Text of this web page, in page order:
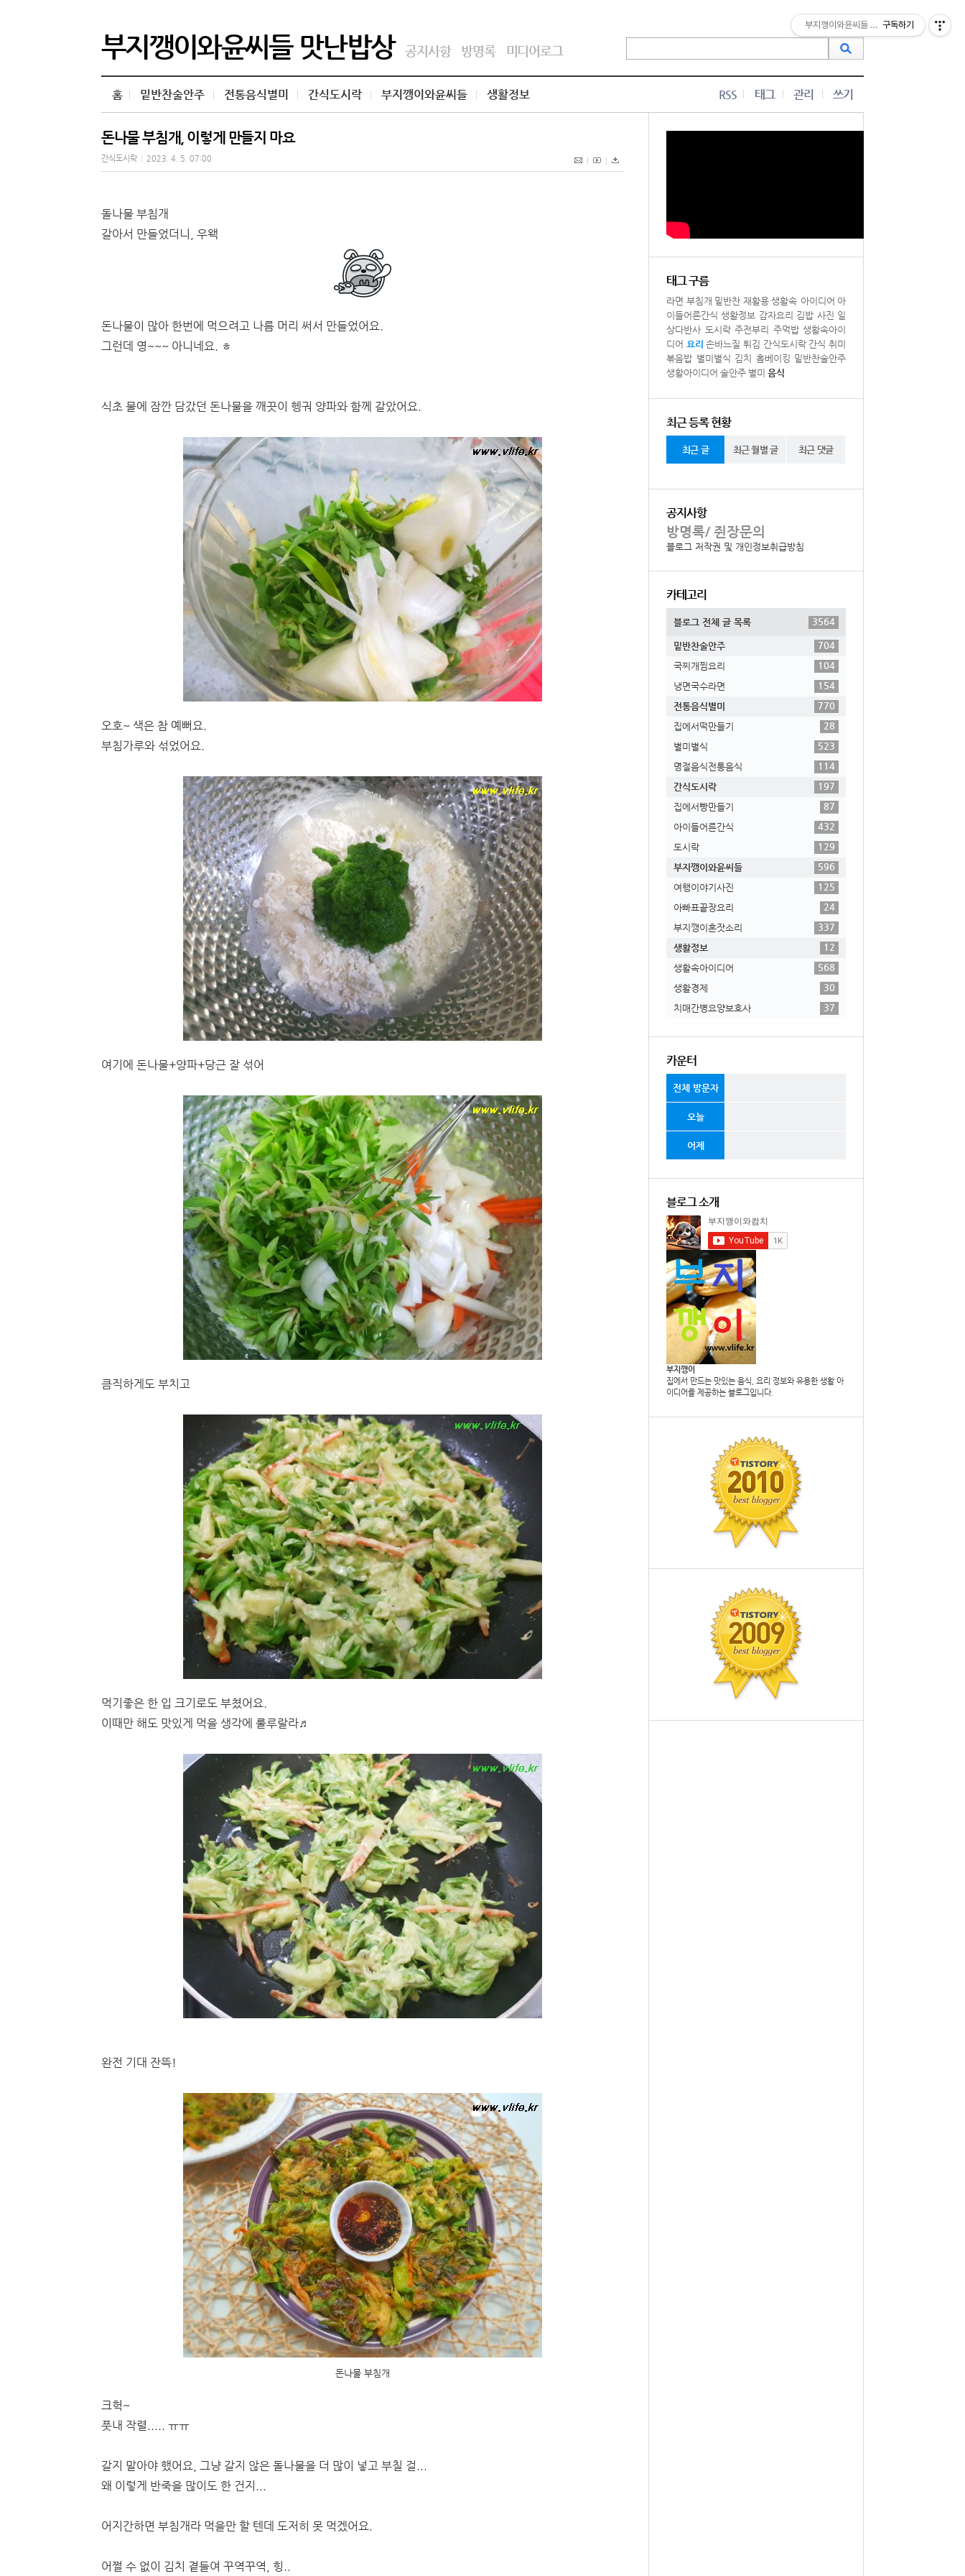
부지깽이와윤씨들 맛난밥상 공지사항 방명록 미디어로그
홈 밑반찬술안주 전통음식별미 간식도시락 부지깽이와윤씨들 생활정보 RSS 태그 관리 쓰기
돈나물 부침개, 이렇게 만들지 마요
간식도시락 2023. 4. 5. 07:00
돌나물 부침개
갈아서 만들었더니, 우왝
돈나물이 많아 한번에 먹으려고 나름 머리 써서 만들었어요.
그런데 영~~~ 아니네요. ㅎ
식초 물에 잠깐 담갔던 돈나물을 깨끗이 헹궈 양파와 함께 갈았어요.
오호~ 색은 참 예뻐요.
부침가루와 섞었어요.
여기에 돈나물+양파+당근 잘 섞어
큼직하게도 부치고
먹기좋은 한 입 크기로도 부쳤어요.
이때만 해도 맛있게 먹을 생각에 룰루랄라♬
완전 기대 잔뜩!
돈나물 부침개
크헉~
풋내 작렬..... ㅠㅠ
갈지 말아야 했어요, 그냥 갈지 않은 돌나물을 더 많이 넣고 부칠 걸...
왜 이렇게 반죽을 많이도 한 건지...
어지간하면 부침개라 먹을만 할 텐데 도저히 못 먹겠어요.
어쩔 수 없이 김치 곁들여 꾸역꾸역, 힝..
태그 구름
라면 부침개 밑반찬 재활용 생활속 아이디어 아
이들어른간식 생활정보 감자요리 김밥 사진 일
상다반사 도시락 주전부리 주먹밥 생활속아이
디어 요리 손바느질 튀김 간식도시락 간식 취미
볶음밥 별미별식 김치 홈베이킹 밑반찬술안주
생활아이디어 술안주 별미 음식
최근 등록 현황
최근 글 최근 월별 글 최근 댓글
공지사항
방명록/ 쥔장문의
블로그 저작권 및 개인정보취급방침
카테고리
블로그 전체 글 목록 3564
밑반찬술안주
704
국찌개찜요리
104
냉면국수라면
154
전통음식별미
770
집에서떡만들기
28
별미별식
523
명절음식전통음식
114
간식도시락
197
집에서빵만들기
87
아이들어른간식
432
도시락
129
부지깽이와윤씨들
596
여행이야기사진
125
아빠표끝장요리
24
부지깽이혼잣소리
337
생활정보
12
생활속아이디어
568
생활경제
30
치매간병요양보호사
37
카운터
전체 방문자
오늘
어제
블로그 소개
부지깽이
집에서 만드는 맛있는 음식, 요리 정보와 유용한 생활 아
이디어를 제공하는 블로그입니다.
부지깽이와윤씨들 맛난밥상
구독하기